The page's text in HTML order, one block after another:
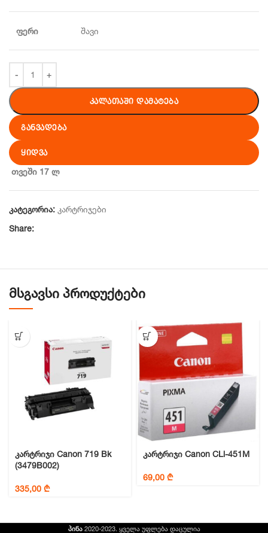
ფერი შავი
ᲙᲐᲚᲐᲗᲐᲨᲘ ᲓᲐᲛᲐᲢᲔᲑᲐ
ᲒᲐᲜᲕᲐᲓᲔᲑᲐ
ᲧᲘᲓᲕᲐ
თვეში 17 ლ
კატეგორია: კარტრიჯები
Share:
ᲛᲡᲒᲐᲕᲡᲘ ᲞᲠᲝᲓᲣᲥᲢᲔᲑᲘ
კარტრიჯი Canon 719 Bk
(3479B002)
335,00 ₾
კარტრიჯი Canon CLi-451M
69,00 ₾
პინა 2020-2023. ყველა უფლება დაცულია